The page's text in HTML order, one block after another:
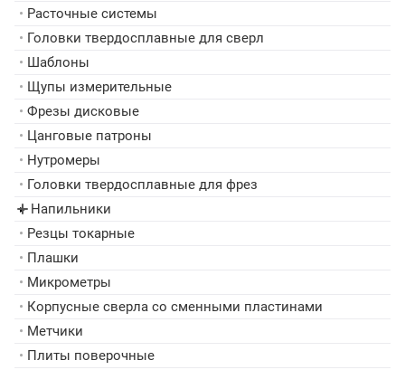
• Расточные системы
• Головки твердосплавные для сверл
• Шаблоны
• Щупы измерительные
• Фрезы дисковые
• Цанговые патроны
• Нутромеры
• Головки твердосплавные для фрез
▸ Напильники
• Резцы токарные
• Плашки
• Микрометры
• Корпусные сверла со сменными пластинами
• Метчики
• Плиты поверочные